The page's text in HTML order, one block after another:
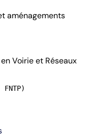
aménagements
Voirie et Réseaux